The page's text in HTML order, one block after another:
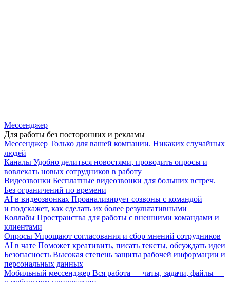
Мессенджер
Для работы без посторонних и рекламы
Мессенджер Только для вашей компании. Никаких случайных
людей
Каналы Удобно делиться новостями, проводить опросы и
вовлекать новых сотрудников в работу
Видеозвонки Бесплатные видеозвонки для больших встреч.
Без ограничений по времени
AI в видеозвонках Проанализирует созвоны с командой
и подскажет, как сделать их более результативными
Коллабы Пространства для работы с внешними командами и
клиентами
Опросы Упрощают согласования и сбор мнений сотрудников
AI в чате Поможет креативить, писать тексты, обсуждать идеи
Безопасность Высокая степень защиты рабочей информации и
персональных данных
Мобильный мессенджер Вся работа — чаты, задачи, файлы —